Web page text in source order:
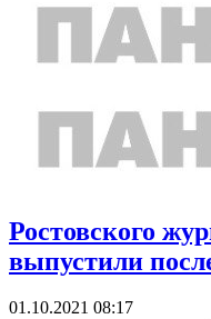
Ростовского
выпустили
01.10.2021 08:17